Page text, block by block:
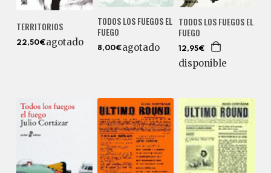
TERRITORIOS
22,50€agotado
TODOS LOS FUEGOS EL
FUEGO
8,00€agotado
TODOS LOS FUEGOS EL
FUEGO
12,95€
disponible